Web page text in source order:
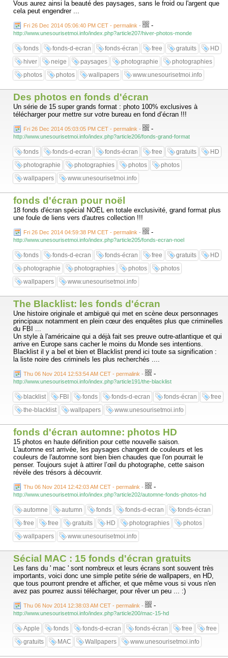
Vous aurez ainsi la beauté des paysages, sans le froid ou l'argent que
cela peut engendrer ...
Fri 26 Dec 2014 05:06:40 PM CET - permalink - -
http://www.unesourisetmoi.info/index.php?article207/hiver-photos-monde
fonds fonds-d-ecran fonds-écran free gratuits
HD
hiver
neige paysages photographie
photographies
photos
photos wallpapers www.unesourisetmoi.info
Des photos en fonds d'écran
Un série de 15 super grands format : photo 100% exclusives à
télécharger pour mettre sur votre bureau en fond d’écran !!!
Fri 26 Dec 2014 05:03:05 PM CET - permalink - -
http://www.unesourisetmoi.info/index.php?article206/fonds-grand-format
fonds fonds-d-ecran fonds-écran free gratuits
HD
photographie
photographies photos
photos
wallpapers
www.unesourisetmoi.info
fonds d'écran pour noël
18 fonds d'écran spécial NOËL en totale exclusivité, grand format plus
une foule de liens vers d'autres collection !!!
Fri 26 Dec 2014 04:59:38 PM CET - permalink - -
http://www.unesourisetmoi.info/index.php?article205/fonds-ecran-noel
fonds fonds-d-ecran fonds-écran free gratuits
HD
photographie
photographies photos
photos
wallpapers
www.unesourisetmoi.info
The Blacklist: les fonds d'écran
Une histoire originale et ambiguë qui met en scène deux personnages
principaux notamment en plein cœur des enquêtes plus que criminelles
du FBI ...
Un style à l'américaine qui a déjà fait ses preuve outre-atlantique et qui
arrive en Europe sans cacher le moins du Monde ses intentions.
Blacklist il y a bel et bien et Blacklist prend ici toute sa signification :
la liste noire des criminels les plus recherchés ....
Thu 06 Nov 2014 12:53:54 AM CET - permalink - -
http://www.unesourisetmoi.info/index.php?article191/the-blacklist
blacklist FBI fonds fonds-d-ecran fonds-écran
free
the-blacklist
wallpapers www.unesourisetmoi.info
fonds d'écran automne: photos HD
15 photos en haute définition pour cette nouvelle saison.
L'automne est arrivée, les paysages changent de couleurs et les
couleurs de l'automne sont bien bien chaudes que l'on pourrait le
penser. Toujours sujet à attirer l’œil du photographe, cette saison
révèle des trésors à découvrir.
Thu 06 Nov 2014 12:42:03 AM CET - permalink - -
http://www.unesourisetmoi.info/index.php?article202/automne-fonds-photos-hd
automne autumn fonds fonds-d-ecran
fonds-écran
free
free gratuits HD photographies
photos
wallpapers
www.unesourisetmoi.info
Sécial MAC : 15 fonds d'écran gratuits
Les fans du ' mac ' sont nombreux et leurs écrans sont souvent très
importants, voici donc une simple petite série de wallpapers, en HD,
que tous pourront prendre et afficher, et que même vous si vous n'en
avez pas pourrez aussi télécharger, pour rêver un peu ... :)
Thu 06 Nov 2014 12:38:03 AM CET - permalink - -
http://www.unesourisetmoi.info/index.php?article200/mac-15-hd
Apple fonds fonds-d-ecran fonds-écran free
free
gratuits
MAC Wallpapers www.unesourisetmoi.info